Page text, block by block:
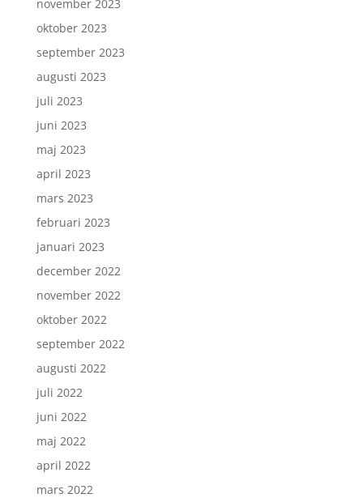
november 2023
oktober 2023
september 2023
augusti 2023
juli 2023
juni 2023
maj 2023
april 2023
mars 2023
februari 2023
januari 2023
december 2022
november 2022
oktober 2022
september 2022
augusti 2022
juli 2022
juni 2022
maj 2022
april 2022
mars 2022